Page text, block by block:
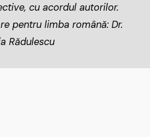
cu acordul autorilor.
pentru limba română: Dr.
Rădulescu